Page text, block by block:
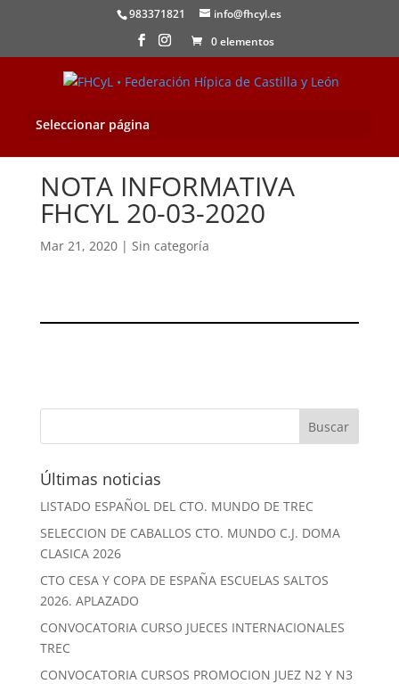
983371821
info@fhcyl.es
0 elementos
Seleccionar página
NOTA INFORMATIVA
FHCYL 20-03-2020
Mar 21, 2020| Sin categoría
Últimas noticias
LISTADO ESPAÑOL DEL CTO. MUNDO DE TREC
SELECCION DE CABALLOS CTO. MUNDO C.J. DOMA
CLASICA 2026
CTO CESA Y COPA DE ESPAÑA ESCUELAS SALTOS
2026. APLAZADO
CONVOCATORIA CURSO JUECES INTERNACIONALES
TREC
CONVOCATORIA CURSOS PROMOCION JUEZ N2 Y N3